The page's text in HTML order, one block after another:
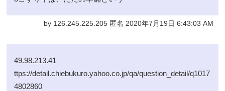
by 126.245.225.205 匿名 2020年7月19日 6:43:03 AM
49.98.213.41
ttps://detail.chiebukuro.yahoo.co.jp/qa/question_detail/q1017
4802860